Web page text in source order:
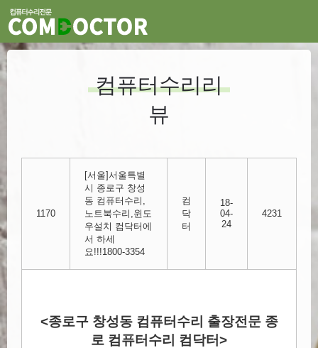
컴퓨터수리리
뷰
1170
[서울]서울특별
시 종로구 창성
동 컴퓨터수리,
노트북수리,윈도
우설치 컴닥터에
서 하세
요!!!1800-3354
컴
닥
터
18-
04-
24
4231
<종로구 창성동 컴퓨터수리 출장전문 종
로 컴퓨터수리 컴닥터>